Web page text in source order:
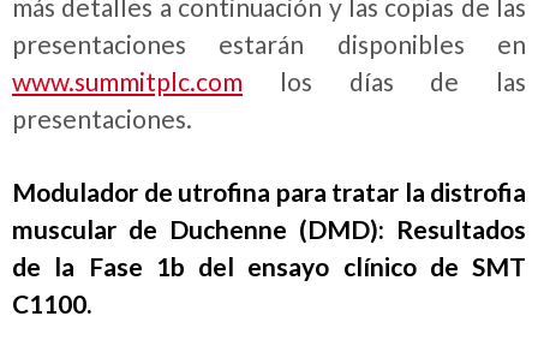
más detalles a continuación y las copias de las
presentaciones estarán disponibles en
www.summitplc.com los días de las
presentaciones.
Modulador de utrofina para tratar la distrofia
muscular de Duchenne (DMD): Resultados
de la Fase 1b del ensayo clínico de SMT
C1100.